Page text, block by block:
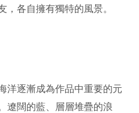
，各自擁有獨特的風景。
洋逐漸成為作品中重要的元
遼闊的藍、層層堆疊的浪